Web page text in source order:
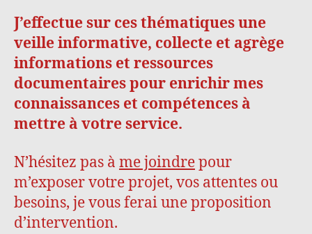
J’effectue sur ces thématiques une
veille informative, collecte et agrège
informations et ressources
documentaires pour enrichir mes
connaissances et compétences à
mettre à votre service.
N’hésitez pas à me joindrepour
m’exposer votre projet, vos attentes ou
besoins, je vous ferai une proposition
d’intervention.